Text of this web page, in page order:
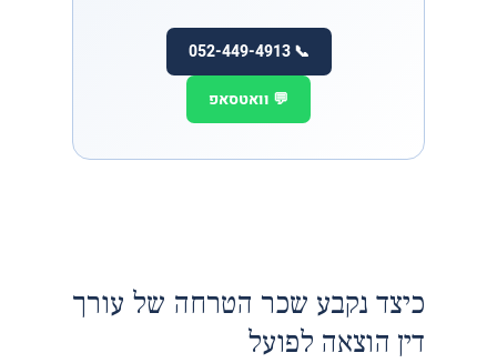
📞 052-449-4913
💬 וואטסאפ
כיצד נקבע שכר הטרחה של עורך
דין הוצאה לפועל